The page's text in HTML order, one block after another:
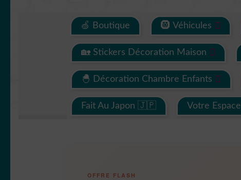
🍏 Boutique 🛞 Véhicules
🏡 Stickers Décoration Maison
🐣 Décoration Chambre Enfants
Fait Au Japon 🇯🇵 Votre Espace
OFFRE FLASH